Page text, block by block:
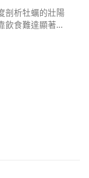
剖析牡蠣的壯陽
飲食難達顯著效